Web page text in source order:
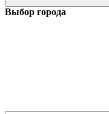
Выбор города